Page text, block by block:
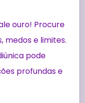
ouro! Procure
medos e limites.
pode
profundas e